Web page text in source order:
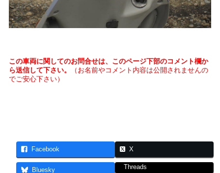
この車両に関してのお問合せは、このページ下部のコメント欄か
ら送信して下さい。
（お名前やコメント内容は公開されませんの
でご安心下さい）
Facebook X
Bluesky Threads